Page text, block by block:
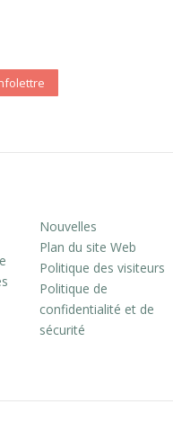
Nouvelles
Plan du site Web
Politique des visiteurs
Politique de
confidentialité et de
sécurité